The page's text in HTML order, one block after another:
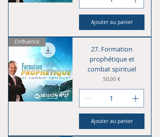
Ajouter au panier
L'influence
27. Formation
prophétique et
combat spirituel
Prix
50,00 €
Ajouter au panier